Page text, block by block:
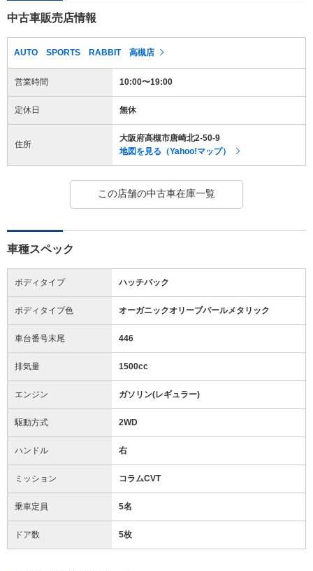
中古車販売店情報
AUTO SPORTS RABBIT 高槻店
営業時間 10:00〜19:00
定休日 無休
住所
大阪府高槻市唐崎北2-50-9
地図を見る（Yahoo!マップ）
この店舗の中古車在庫一覧
車種スペック
ボディタイプ ハッチバック
ボディタイプ色 オーガニックオリーブパールメタリック
車台番号末尾 446
排気量 1500cc
エンジン ガソリン(レギュラー)
駆動方式 2WD
ハンドル 右
ミッション コラムCVT
乗車定員 5名
ドア数 5枚